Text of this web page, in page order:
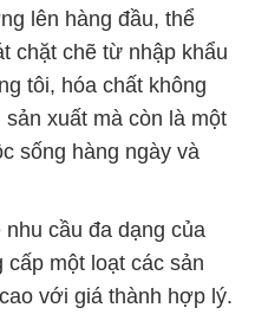
lên hàng đầu, thể
chặt chẽ từ nhập khẩu
tôi, hóa chất không
xuất mà còn là một
sống hàng ngày và
cầu đa dạng của
cấp một loạt các sản
với giá thành hợp lý.